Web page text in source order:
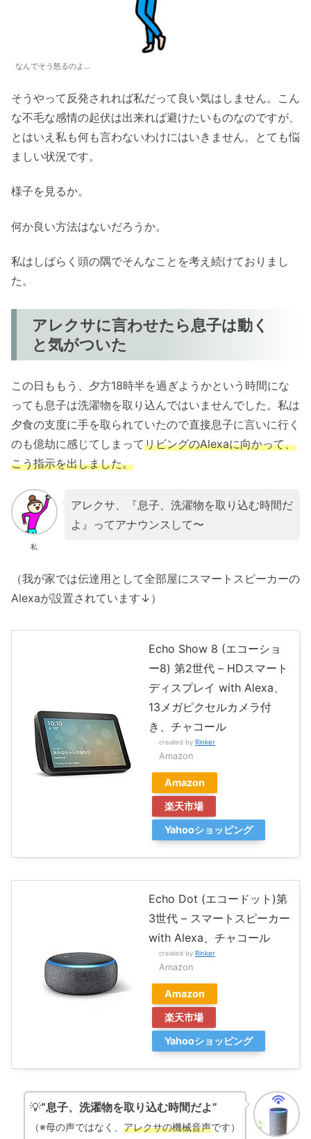
なんでそう怒るのよ…
そうやって反発されれば私だって良い気はしません。こん
な不毛な感情の起伏は出来れば避けたいものなのですが、
とはいえ私も何も言わないわけにはいきません。とても悩
ましい状況です。
様子を見るか。
何か良い方法はないだろうか。
私はしばらく頭の隅でそんなことを考え続けておりまし
た。
アレクサに言わせたら息子は動く
と気がついた
この日ももう、夕方18時半を過ぎようかという時間にな
っても息子は洗濯物を取り込んではいませんでした。私は
夕食の支度に手を取られていたので直接息子に言いに行く
のも億劫に感じてしまってリビングのAlexaに向かって、
こう指示を出しました。
私
アレクサ、『息子、洗濯物を取り込む時間だ
よ』ってアナウンスして〜
（我が家では伝達用として全部屋にスマートスピーカーの
Alexaが設置されています↓）
Echo Show 8 (エコーショ
ー8) 第2世代 – HDスマート
ディスプレイ with Alexa、
13メガピクセルカメラ付
き、チャコール
created by Rinker
Amazon
Amazon
楽天市場
Yahooショッピング
Echo Dot (エコードット)第
3世代 – スマートスピーカー
with Alexa、チャコール
created by Rinker
Amazon
Amazon
楽天市場
Yahooショッピング
💡“息子、洗濯物を取り込む時間だよ”
（※母の声ではなく、アレクサの機械音声です）